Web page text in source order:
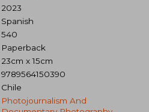
2023
Spanish
540
Paperback
23cm x 15cm
9789564150390
Chile
Photojournalism And